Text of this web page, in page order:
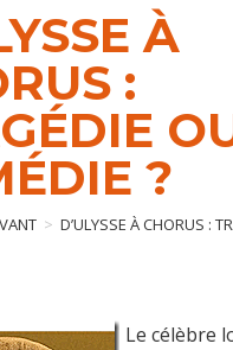
À
:
?
> D’ULYSSE À CHORUS :
Le célèbre